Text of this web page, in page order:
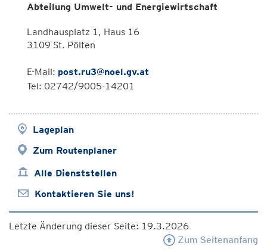
Abteilung Umwelt- und Energiewirtschaft
Landhausplatz 1, Haus 16
3109 St. Pölten
E-Mail: post.ru3@noel.gv.at
Tel: 02742/9005-14201
Lageplan
Zum Routenplaner
Alle Dienststellen
Kontaktieren Sie uns!
Letzte Änderung dieser Seite: 19.3.2026
Zum Seitenanfang